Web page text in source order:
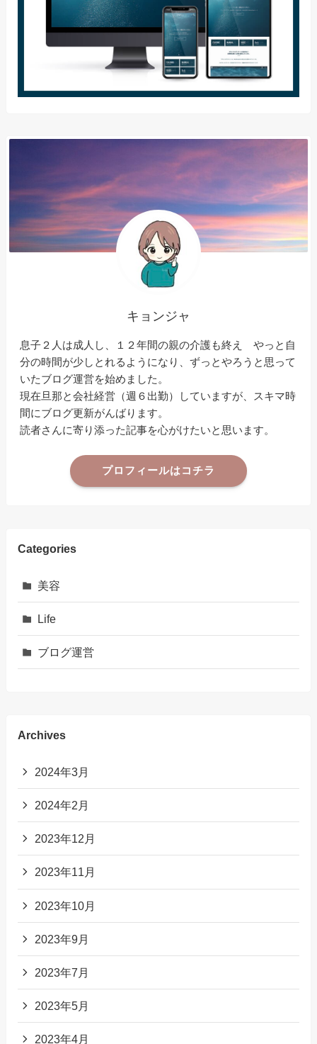
キョンジャ
息子２人は成人し、１２年間の親の介護も終え やっと自
分の時間が少しとれるようになり、ずっとやろうと思って
いたブログ運営を始めました。
現在旦那と会社経営（週６出勤）していますが、スキマ時
間にブログ更新がんばります。
読者さんに寄り添った記事を心がけたいと思います。
プロフィールはコチラ
Categories
美容
Life
ブログ運営
Archives
2024年3月
2024年2月
2023年12月
2023年11月
2023年10月
2023年9月
2023年7月
2023年5月
2023年4月